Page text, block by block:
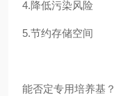
4.降低污染风险
5.节约存储空间
能否定专用培养基？